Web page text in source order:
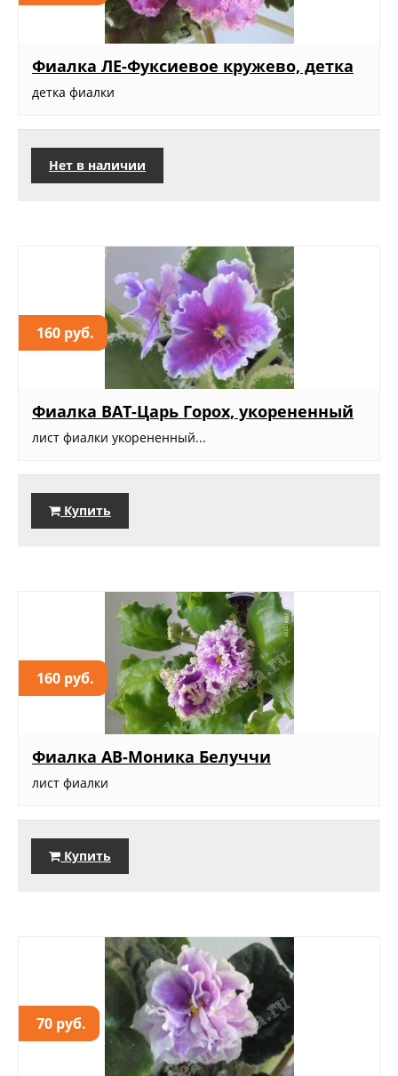
Фиалка ЛЕ-Фуксиевое кружево, детка
детка фиалки
Нет в наличии
160 руб.
Фиалка ВАТ-Царь Горох, укорененный
лист фиалки укорененный...
Купить
160 руб.
Фиалка АВ-Моника Белуччи
лист фиалки
Купить
70 руб.